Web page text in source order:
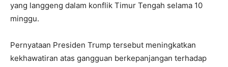
yang langgeng dalam konflik Timur Tengah selama 10
minggu.
Pernyataan Presiden Trump tersebut meningkatkan
kekhawatiran atas gangguan berkepanjangan terhadap